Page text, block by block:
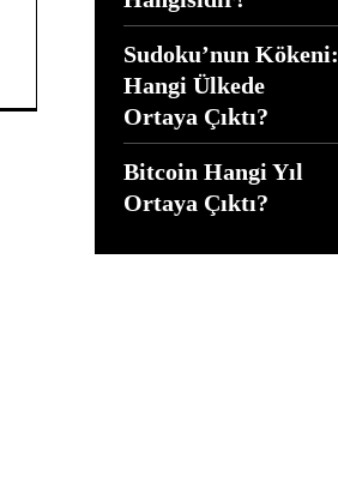
Sudoku’nun Kökeni:
Hangi Ülkede
Ortaya Çıktı?
Bitcoin Hangi Yıl
Ortaya Çıktı?